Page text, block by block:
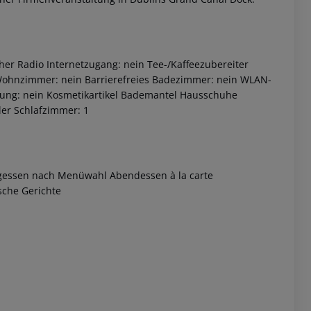
Radio Internetzugang: nein Tee-/Kaffeezubereiter
nein Barrierefreies Badezimmer: nein WLAN-
nein Kosmetikartikel Bademantel Hausschuhe
Schlafzimmer: 1
nach Menüwahl Abendessen à la carte
Gerichte